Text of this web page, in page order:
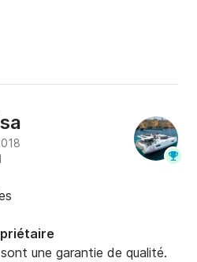
une garantie de qualité.